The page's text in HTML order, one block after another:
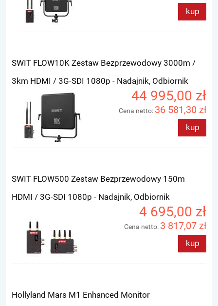
kup
SWIT FLOW10K Zestaw Bezprzewodowy 3000m /
3km HDMI / 3G-SDI 1080p - Nadajnik, Odbiornik
44 995,00 zł
Cena netto: 36 581,30 zł
kup
SWIT FLOW500 Zestaw Bezprzewodowy 150m
HDMI / 3G-SDI 1080p - Nadajnik, Odbiornik
4 695,00 zł
Cena netto: 3 817,07 zł
kup
Hollyland Mars M1 Enhanced Monitor